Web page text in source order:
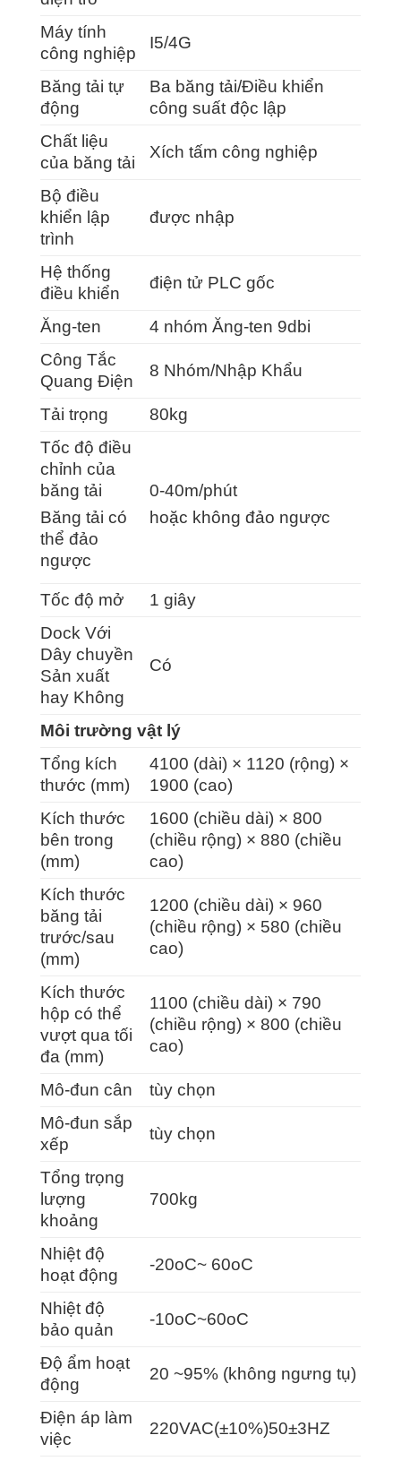
Máy tính
công nghiệp
I5/4G
Băng tải tự
động
Ba băng tải/Điều khiển
công suất độc lập
Chất liệu
của băng tải
Xích tấm công nghiệp
Bộ điều
khiển lập
trình
được nhập
Hệ thống
điều khiển
điện tử PLC gốc
Ăng-ten
4 nhóm Ăng-ten 9dbi
Công Tắc
Quang Điện
8 Nhóm/Nhập Khẩu
Tải trọng
80kg
Tốc độ điều
chỉnh của
băng tải
Băng tải có
thể đảo
ngược
0-40m/phút
hoặc không đảo ngược
Tốc độ mở
1 giây
Dock Với
Dây chuyền
Sản xuất
hay Không
Có
Môi trường vật lý
Tổng kích
thước (mm)
4100 (dài) × 1120 (rộng) ×
1900 (cao)
Kích thước
bên trong
(mm)
1600 (chiều dài) × 800
(chiều rộng) × 880 (chiều
cao)
Kích thước
băng tải
trước/sau
(mm)
1200 (chiều dài) × 960
(chiều rộng) × 580 (chiều
cao)
Kích thước
hộp có thể
vượt qua tối
đa (mm)
1100 (chiều dài) × 790
(chiều rộng) × 800 (chiều
cao)
Mô-đun cân
tùy chọn
Mô-đun sắp
xếp
tùy chọn
Tổng trọng
lượng
khoảng
700kg
Nhiệt độ
hoạt động
-20oC~ 60oC
Nhiệt độ
bảo quản
-10oC~60oC
Độ ẩm hoạt
động
20 ~95% (không ngưng tụ)
Điện áp làm
việc
220VAC(±10%)50±3HZ